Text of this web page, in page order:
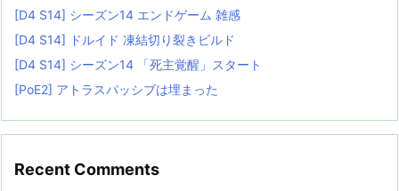
[D4 S14] シーズン14 エンドゲーム 雑感
[D4 S14] ドルイド 凍結切り裂きビルド
[D4 S14] シーズン14 「死主覚醒」スタート
[PoE2] アトラスパッシブは埋まった
Recent Comments